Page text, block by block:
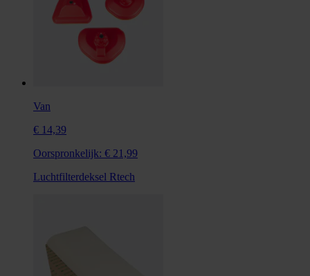
Van
€ 14,39
Oorspronkelijk: € 21,99
Luchtfilterdeksel Rtech